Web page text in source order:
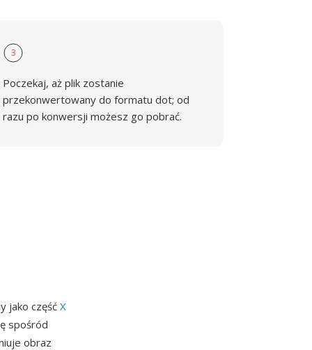
3
Poczekaj, aż plik zostanie
przekonwertowany do formatu dot; od
razu po konwersji możesz go pobrać.
jako część X
spośród
obraz